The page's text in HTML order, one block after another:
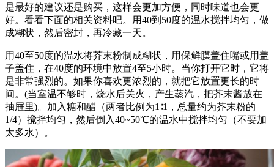
是最好的建议还是购买，这样会更加方便，同时味道也会更
好。看看下面的相关资料吧。用40到50度的温水搅拌均匀，做
成糊状，然后密封，再冷藏一天。
用40至50度的温水将芥末粉制成糊状，用保鲜膜盖住嘴或用盖
子盖住，在40度的环境中放置4至5小时。当你打开它时，它将
是非常强烈的。如果你喜欢更浓烈的，就把它放置更长的时
间。(当室温不够时，烧水后关火，产生蒸汽，把芥末酱放在
抽屉里)。加入糖和醋（两者比例为1∶1，总量约为芥末粉的
1/4）搅拌均匀，然后倒入40~50℃的温水中搅拌均匀（不要加
太多水）。